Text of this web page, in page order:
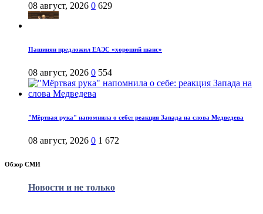
08 август, 2026 0 629
Пашинян предложил ЕАЭС «хороший шанс»
08 август, 2026 0 554
"Мёртвая рука" напомнила о себе: реакция Запада на слова Медведева
08 август, 2026 0 1 672
Обзор СМИ
Новости и не только